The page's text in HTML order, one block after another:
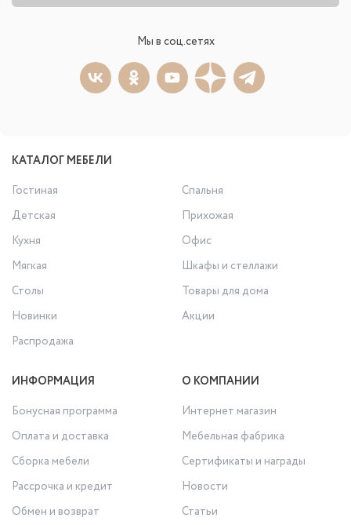
Мы в соц.сетях
КАТАЛОГ МЕБЕЛИ
Гостиная
Спальня
Детская
Прихожая
Кухня
Офис
Мягкая
Шкафы и стеллажи
Столы
Товары для дома
Новинки
Акции
Распродажа
ИНФОРМАЦИЯ
Бонусная программа
Оплата и доставка
Сборка мебели
Рассрочка и кредит
Обмен и возврат
О КОМПАНИИ
Интернет магазин
Мебельная фабрика
Сертификаты и награды
Новости
Статьи